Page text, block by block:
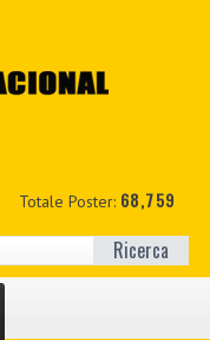
Totale Poster: 68,759
Ricerca